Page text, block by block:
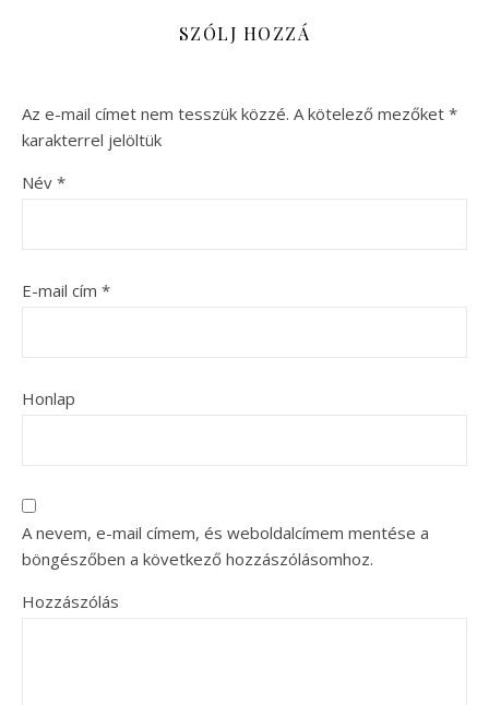
SZÓLJ HOZZÁ
Az e-mail címet nem tesszük közzé. A kötelező mezőket *
karakterrel jelöltük
Név *
E-mail cím *
Honlap
A nevem, e-mail címem, és weboldalcímem mentése a
böngészőben a következő hozzászólásomhoz.
Hozzászólás